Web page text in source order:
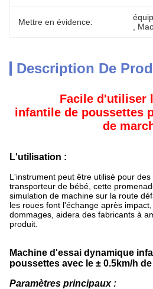
Mettre en évidence:
Description De
Facile d'utiliser
infantile de poussettes
de
L'utilisation :
L'instrument peut être utilisé pour
transporteur de bébé, cette
simulation de machine sur la route
les roues font l'échange après
dommages, aidera des fabricants à
produit.
Machine d'essai dynamique
poussettes avec le ± 0.5km/h
Paramètres principaux :